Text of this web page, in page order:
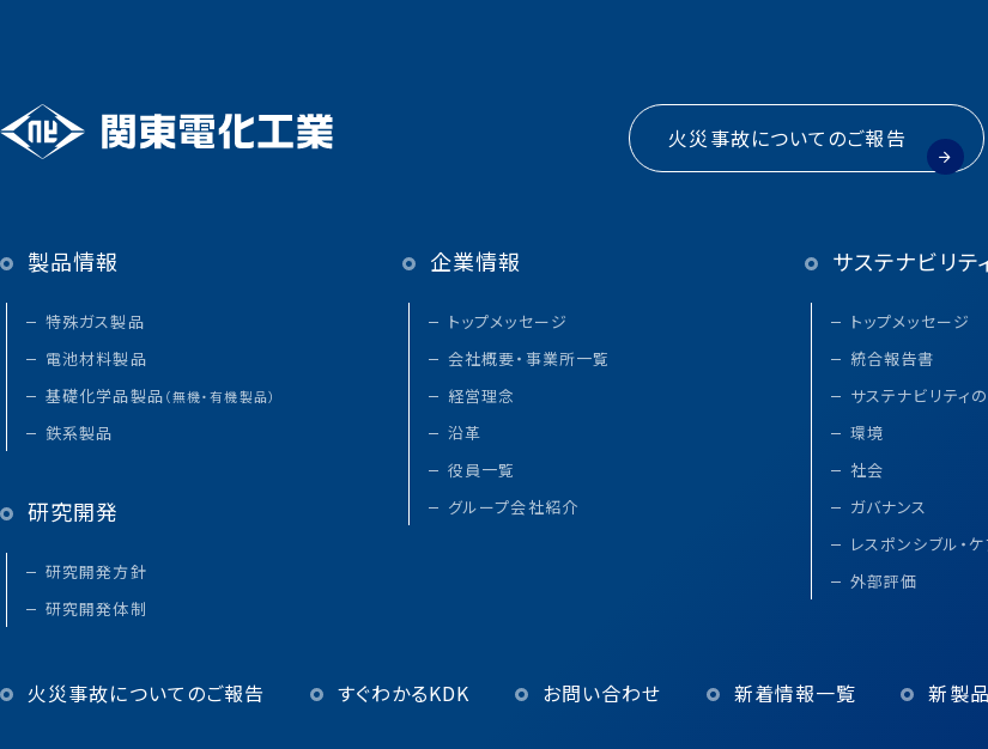
火災事故についてのご報告
製品情報
特殊ガス製品
電池材料製品
基礎化学品製品（無機・有機製品）
鉄系製品
研究開発
研究開発方針
研究開発体制
企業情報
トップメッセージ
会社概要・事業所一覧
経営理念
沿革
役員一覧
グループ会社紹介
サステナビリテ
トップメッセージ
統合報告書
サステナビリティ
環境
社会
ガバナンス
レスポンシブル・
外部評価
火災事故についてのご報告 すぐわかるKDK お問い合わせ 新着情報一覧 新製